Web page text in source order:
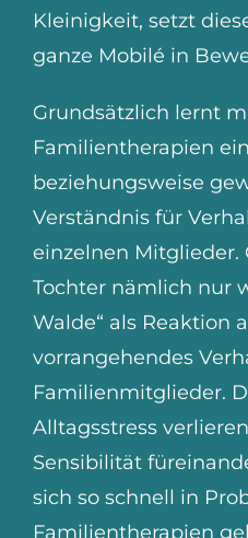
Kleinigkeit, setzt
ganze Mobilé in
Grundsätzlich lernt
Familientherapien
beziehungsweise
Verständnis für
einzelnen Mitglieder.
Tochter nämlich nur
Walde“ als Reaktion
vorrangehendes
Familienmitglieder.
Alltagsstress
Sensibilität
sich so schnell in
Familientherapien